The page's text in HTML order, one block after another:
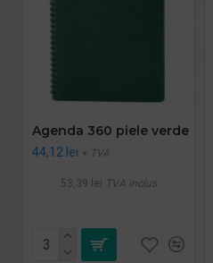
Agenda 360 piele verde
44,12 lei + TVA
53,39 lei TVA inclus